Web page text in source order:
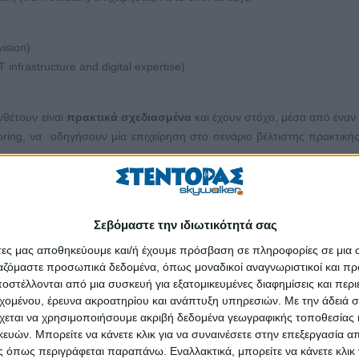
Σεβόμαστε την ιδιωτικότητά σας
μας αποθηκεύουμε και/ή έχουμε πρόσβαση σε πληροφορίες σε
προσωπικά δεδομένα, όπως μοναδικοί αναγνωριστικοί και
από μια συσκευή για εξατομικευμένες διαφημίσεις και
έρευνα ακροατηρίου και ανάπτυξη υπηρεσιών. Με την άδειά
να χρησιμοποιήσουμε ακριβή δεδομένα γεωγραφικής τοποθεσίας
Μπορείτε να κάνετε κλικ για να συναινέσετε στην επεξεργασία
περιγράφεται παραπάνω. Εναλλακτικά, μπορείτε να κάνετε κλικ
infrastructure and digital expertise)
είναι πρακτικά σχεδιασμένα και έχουν στόχο, μέσα από έναν
να οδηγήσουν μία επιχείρηση στο σενάριο βέλτιστης
να υιοθετήσουν σήμερα οι επιχειρήσεις προκειμένου να
και αυτοματοποίηση , το3D printing, ητεχνητή
πλαισιώνουν τη συγκεκριμένη έννοια.
ευκαιρίεςγια τις επιχειρήσεις. Τους ανοίγουν νέους